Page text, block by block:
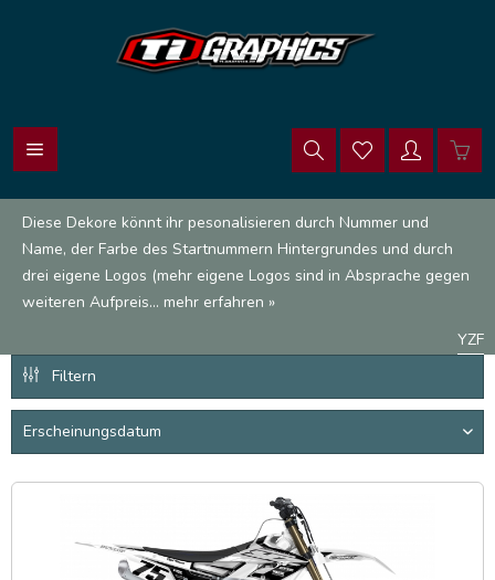
Diese Dekore könnt ihr pesonalisieren durch Nummer und
Name, der Farbe des Startnummern Hintergrundes und durch
drei eigene Logos (mehr eigene Logos sind in Absprache gegen
weiteren Aufpreis... mehr erfahren »
YZF
Filtern